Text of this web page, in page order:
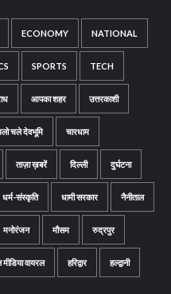
ECONOMY NATIONAL
SPORTS TECH
आपका शहर उत्तरकाशी
चले देवभूमि चारधाम
ताज़ा ख़बरें दिल्ली दुर्घटना
धर्म-संस्कृति धामी सरकार नैनीताल
मनोरंजन मौसम रुद्रपुर
वायरल हरिद्वार हल्द्वानी